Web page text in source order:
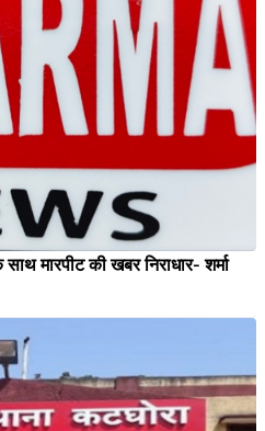
मारपीट की खबर निराधार- शर्मा